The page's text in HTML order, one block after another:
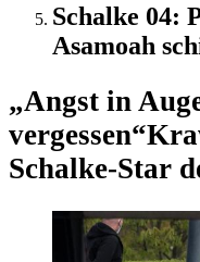
Schalke 04:
Asamoah
„Angst in
vergessen“
Schalke-Star